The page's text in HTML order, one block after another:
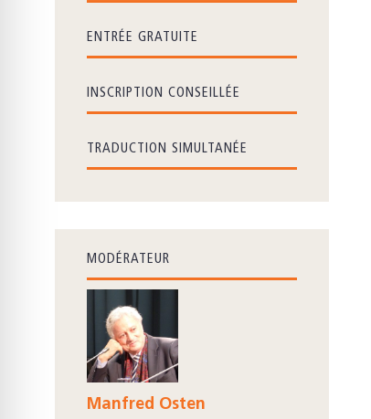
ENTRÉE GRATUITE
INSCRIPTION CONSEILLÉE
TRADUCTION SIMULTANÉE
MODÉRATEUR
Manfred Osten